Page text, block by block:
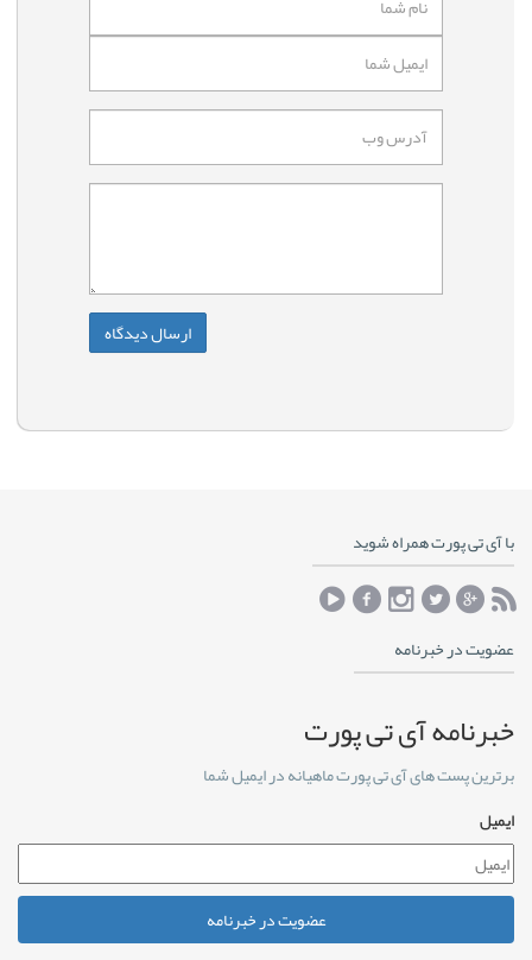
با آی تی پورت همراه شوید
عضویت در خبرنامه
خبرنامه آی تی پورت
برترین پست های آی تی پورت ماهیانه در ایمیل شما
ایمیل
عضویت در خبرنامه